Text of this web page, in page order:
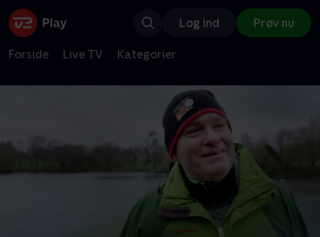
Log ind Prøv nu
Forside Live TV Kategorier